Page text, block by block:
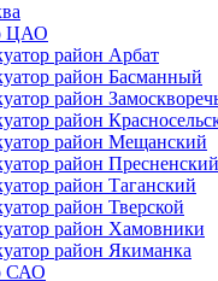
ЦАО
район Арбат
район Басманный
район
район
район Мещанский
район Пресненский
район Таганский
район Тверской
район Хамовники
район Якиманка
САО